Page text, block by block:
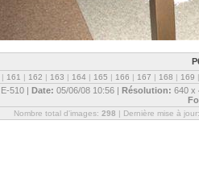
| 161 | 162 | 163 | 164 | 165 | 166 | 167 | 168 | 169 |
E-510 | Date: 05/06/08 10:56 | Résolution: 640 x
Nombre total d'images: 298 | Dernière mise à jour: